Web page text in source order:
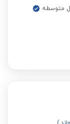
متوسطه